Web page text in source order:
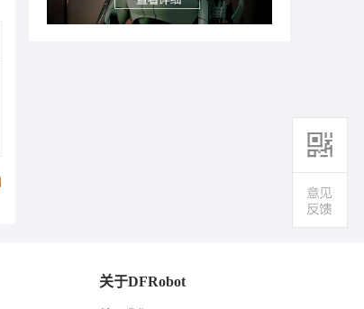
关于DFRobot